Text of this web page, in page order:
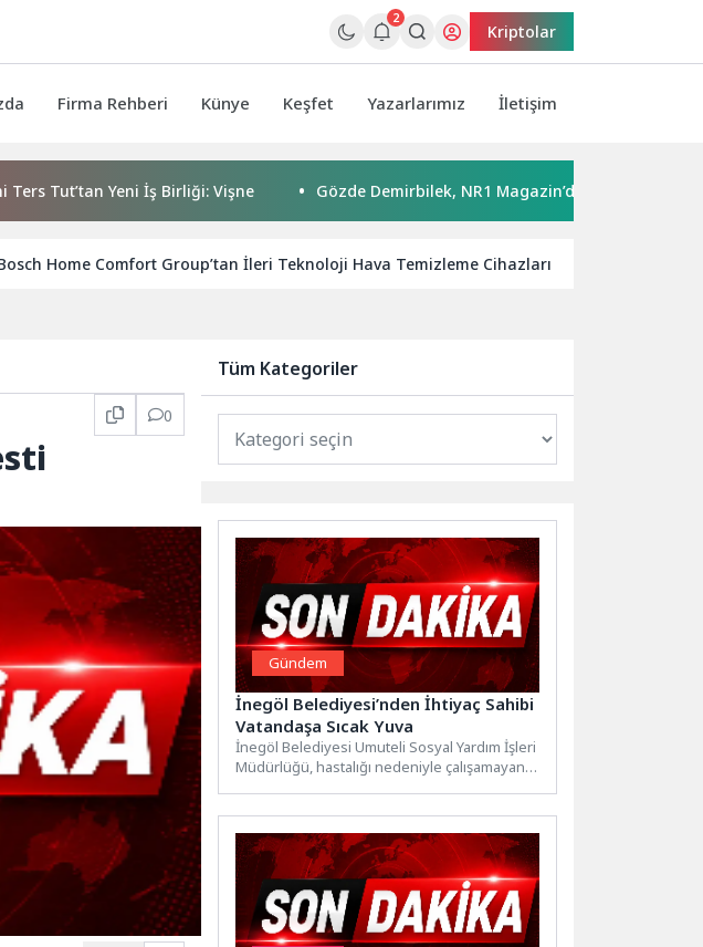
2
Kriptolar
Firma Rehberi Künye Keşfet Yazarlarımız İletişim
Yeni İş Birliği: Vişne Gözde Demirbilek, NR1 Magazin’de: ‘Son assolist olarak
Home Comfort Group’tan İleri Teknoloji Hava Temizleme Cihazları
0
Tüm Kategoriler
Gündem
İnegöl Belediyesi’nden İhtiyaç Sahibi
Vatandaşa Sıcak Yuva
İnegöl Belediyesi Umuteli Sosyal Yardım İşleri
Müdürlüğü, hastalığı nedeniyle çalışamayan